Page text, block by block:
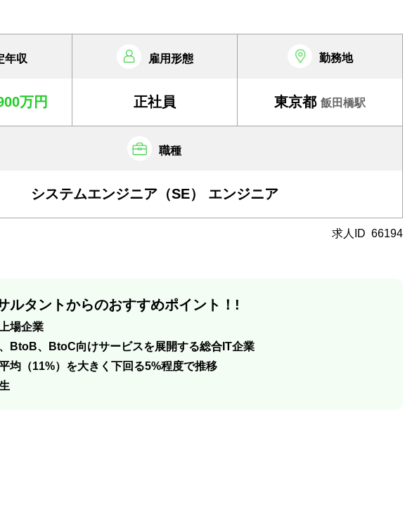
年収 雇用形態 勤務地
万円 正社員 東京都 飯田橋駅
職種
システムエンジニア（SE） エンジニア
求人ID 66194
ルタントからのおすすめポイント！!
場企業
BtoB、BtoC向けサービスを展開する総合IT企業
均（11%）を大きく下回る5%程度で推移